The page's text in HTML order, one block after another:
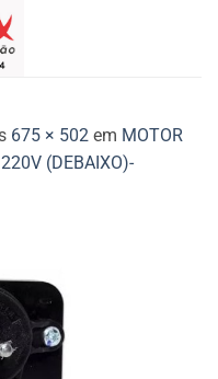
675 × 502 em MOTOR
(DEBAIXO)-